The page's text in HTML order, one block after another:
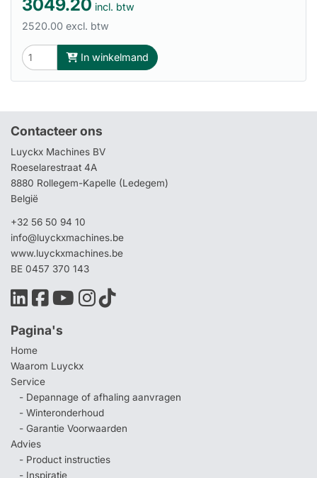
3049.20 incl. btw
2520.00 excl. btw
In winkelmand
Contacteer ons
Luyckx Machines BV
Roeselarestraat 4A
8880 Rollegem-Kapelle (Ledegem)
België
+32 56 50 94 10
info@luyckxmachines.be
www.luyckxmachines.be
BE 0457 370 143
Pagina's
Home
Waarom Luyckx
Service
- Depannage of afhaling aanvragen
- Winteronderhoud
- Garantie Voorwaarden
Advies
- Product instructies
- Inspiratie